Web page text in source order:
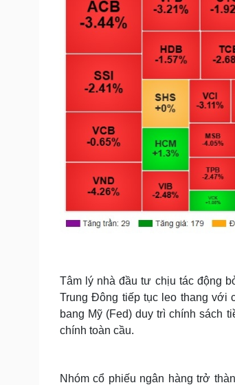
Tâm lý nhà đầu tư chịu tác động
Trung Đông tiếp tục leo thang với
bang Mỹ (Fed) duy trì chính sách
chính toàn cầu.
Nhóm cổ phiếu ngân hàng trở